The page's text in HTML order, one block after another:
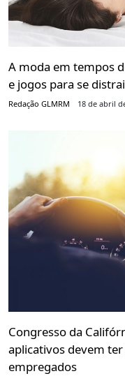
A moda em tempos
e jogos para se
Redação GLMRM 18 de abril
Congresso da
aplicativos devem
empregados